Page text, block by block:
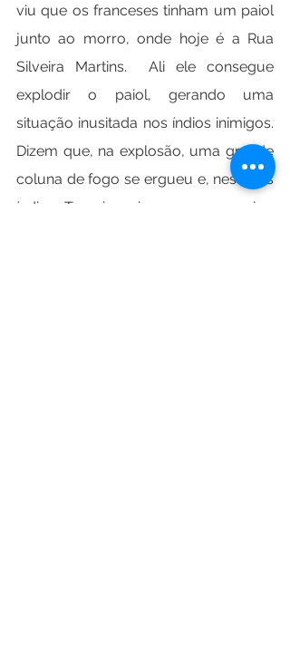
viu que os franceses tinham um paiol
junto ao morro, onde hoje é a Rua
Silveira Martins.  Ali ele consegue
explodir o paiol, gerando uma
situação inusitada nos índios inimigos.
Dizem que, na explosão, uma grande
coluna de fogo se ergueu e, nesta, os
índios Tamoios viram um guerreiro,